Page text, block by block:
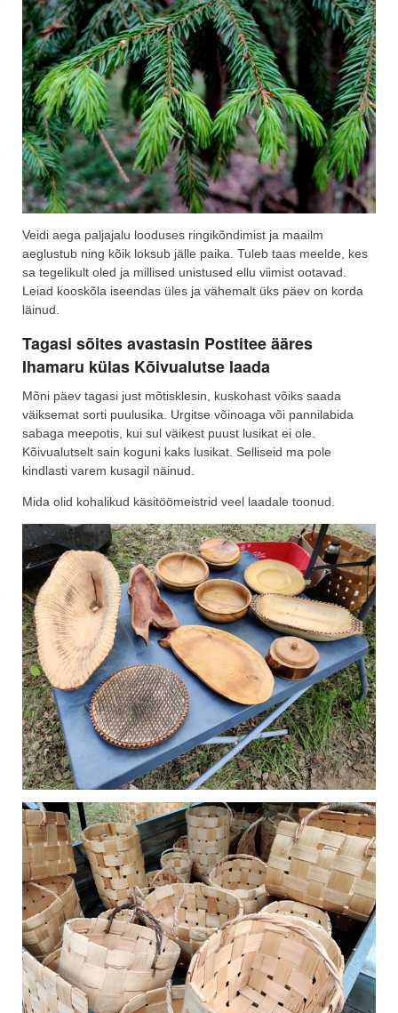
Veidi aega paljajalu looduses ringikõndimist ja maailm
aeglustub ning kõik loksub jälle paika. Tuleb taas meelde, kes
sa tegelikult oled ja millised unistused ellu viimist ootavad.
Leiad kooskõla iseendas üles ja vähemalt üks päev on korda
läinud.
Tagasi sõites avastasin Postitee ääres
Ihamaru külas Kõivualutse laada
Mõni päev tagasi just mõtisklesin, kuskohast võiks saada
väiksemat sorti puulusika. Urgitse võinoaga või pannilabida
sabaga meepotis, kui sul väikest puust lusikat ei ole.
Kõivualutselt sain koguni kaks lusikat. Selliseid ma pole
kindlasti varem kusagil näinud.
Mida olid kohalikud käsitöömeistrid veel laadale toonud.